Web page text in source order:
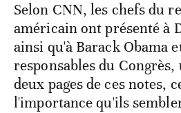
Selon CNN, les chefs du
américain ont présenté à
ainsi qu'à Barack Obama
responsables du Congrès,
deux pages de ces notes,
l'importance qu'ils